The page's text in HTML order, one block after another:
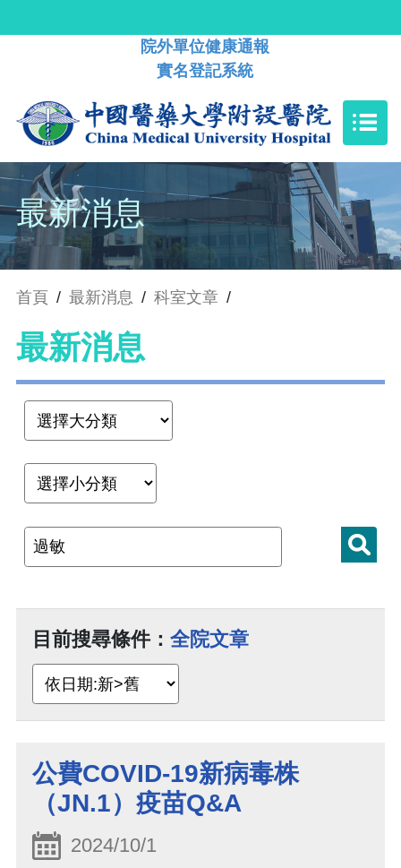
院外單位健康通報
實名登記系統
最新消息
首頁 / 最新消息 / 科室文章 /
最新消息
目前搜尋條件： 全院文章
公費COVID-19新病毒株
（JN.1）疫苗Q&A
2024/10/1